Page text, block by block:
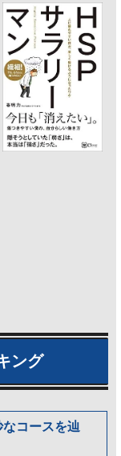
ング
コースを辿